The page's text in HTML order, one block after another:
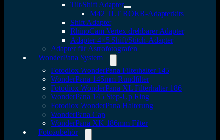
Tilt/Shift Adapter
M42 TLT ROKR-Adapterkits
Shift Adapter
RhinoCam Vertex drehbarer Adapter
Adapter 4×5 Shift/Stitch-Adapter
Adapter für Astrofotografen
WonderPana System
Fotodiox WonderPana Filterhalter 145
WonderPana 145mm Rundfilter
Fotodiox WonderPana XL Filterhalter 186
WonderPana 145 Step-Up Ring
Fotodiox WonderPana Halterung
WonderPana Cap
WonderPana XK 186mm Filter
Fotozubehör